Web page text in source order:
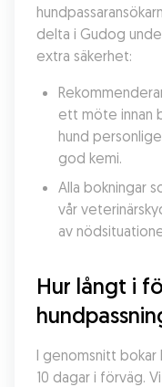
delta i Gudog
extra säkerhet:
ett möte innan
hund
god kemi.
Alla bokningar
vår
av
Hur långt i
I genomsnitt bokar
10 dagar i förväg.